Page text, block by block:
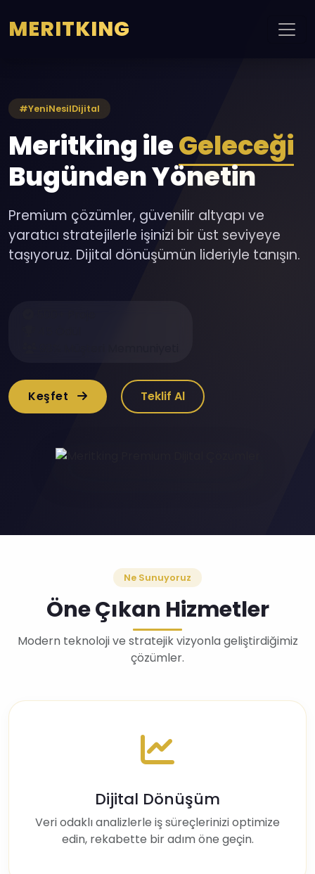
MERITKING
#YeniNesilDijital
Meritking ileGeleceği
Bugünden Yönetin
Premium çözümler, güvenilir altyapı ve
yaratıcı stratejilerle işinizi bir üst seviyeye
taşıyoruz. Dijital dönüşümün lideriyle tanışın.
Keşfet Teklif Al
Ne Sunuyoruz
Öne Çıkan Hizmetler
Modern teknoloji ve stratejik vizyonla geliştirdiğimiz
çözümler.
Dijital Dönüşüm
Veri odaklı analizlerle iş süreçlerinizi optimize
edin, rekabette bir adım öne geçin.